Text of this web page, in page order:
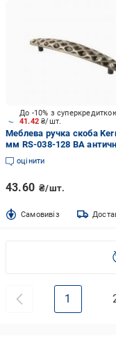
41.42₴/шт.
Меблева ручка скоба
мм RS-038-128 BA
бронза
оцінити
43.60 ₴/шт.
Cамовивіз
1